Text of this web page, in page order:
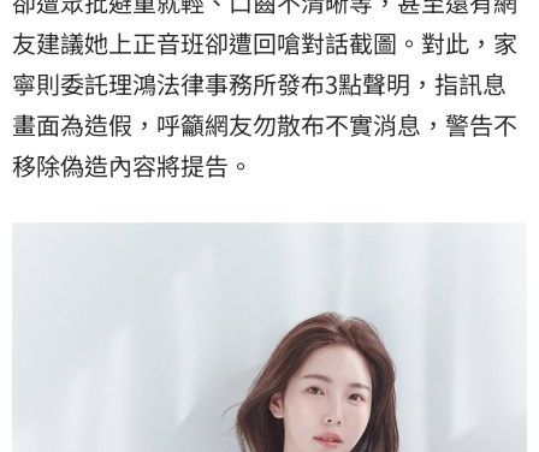
友建議她上正音班卻遭回嗆對話截圖。對此，家
寧則委託理鴻法律事務所發布3點聲明，指訊息
畫面為造假，呼籲網友勿散布不實消息，警告不
移除偽造內容將提告。